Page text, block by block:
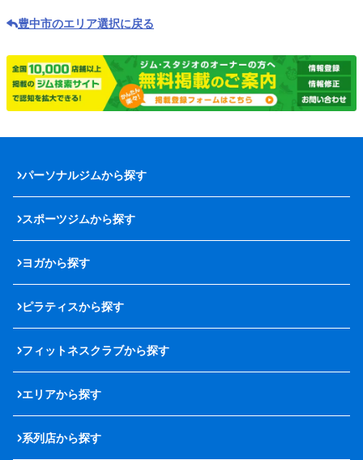
豊中市のエリア選択に戻る
パーソナルジムから探す
スポーツジムから探す
ヨガから探す
ピラティスから探す
フィットネスクラブから探す
エリアから探す
系列店から探す